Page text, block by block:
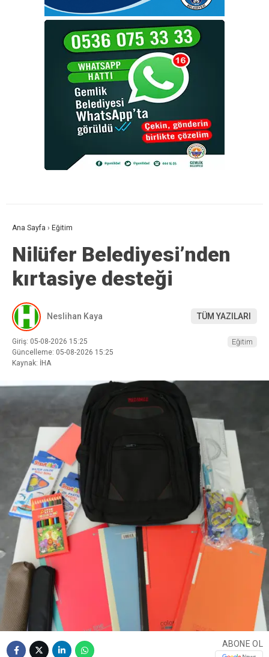
Ana Sayfa › Eğitim
Nilüfer Belediyesi’nden
kırtasiye desteği
Neslihan Kaya TÜM YAZILARI
Giriş: 05-08-2026 15:25
Güncelleme: 05-08-2026 15:25
Kaynak: İHA
Eğitim
ABONE OL